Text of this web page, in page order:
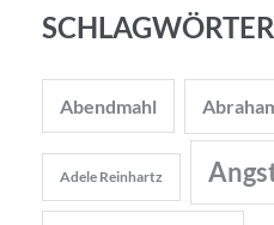
Abendmahl
Adele Reinhartz